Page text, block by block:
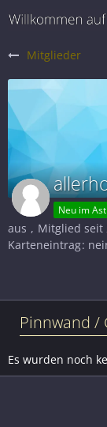
Mitglieder
Neu im
aus
Mitglied seit
Karteneintrag
Pinnwand /
Es wurden noch